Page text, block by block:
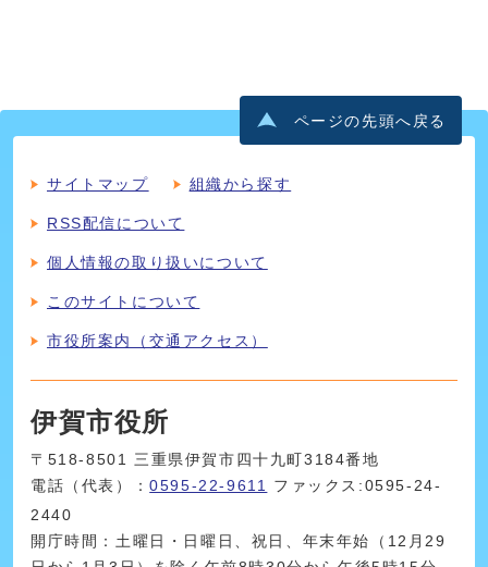
ページの先頭へ戻る
サイトマップ 組織から探す
RSS配信について
個人情報の取り扱いについて
このサイトについて
市役所案内（交通アクセス）
伊賀市役所
〒518-8501 三重県伊賀市四十九町3184番地
電話（代表）：0595-22-9611
ファックス:0595-24-
2440
開庁時間：土曜日・日曜日、祝日、年末年始（12月29